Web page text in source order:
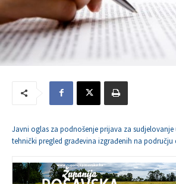
Javni oglas za podnošenje prijava za sudjelovanje
tehnički pregled građevina izgrađenih na području